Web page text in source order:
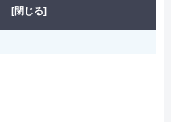
[閉じる]